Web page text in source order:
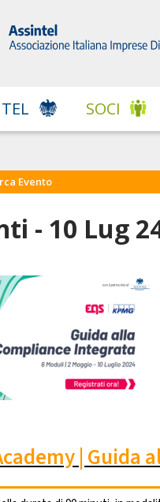
SOCI
Evento
- 10 Lug
| Guida